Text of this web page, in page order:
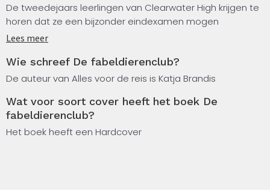
De tweedejaars leerlingen van Clearwater High krijgen te
horen dat ze een bijzonder eindexamen mogen
verwachten. Wat dat precies inhoudt, willen de leraren
Raad de opdracht om contact te zoeken met een groep
die zich ‘de fabeldierenclub’ noemt.
Deze onvoorzichtige walkers brengen met gedeeltelijke
transformaties in het openbaar het geheim van alle
walkers in gevaar. Carag heeft zijn handen vol met het in
Lees meer
Wie schreef De fabeldierenclub?
De auteur van Alles voor de reis is Katja Brandis
Wat voor soort cover heeft het boek De
fabeldierenclub?
Het boek heeft een Hardcover